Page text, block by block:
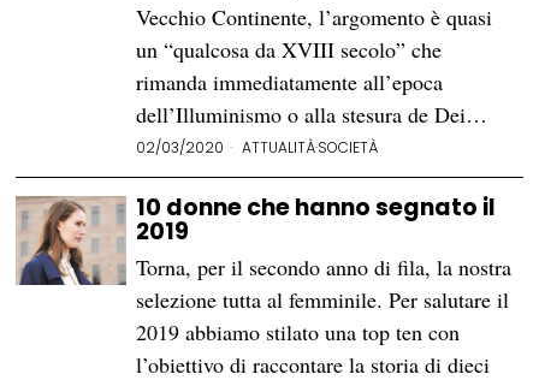
Vecchio Continente, l’argomento è quasi
un “qualcosa da XVIII secolo” che
rimanda immediatamente all’epoca
dell’Illuminismo o alla stesura de Dei…
02/03/2020 ATTUALITÀ·SOCIETÀ
10 donne che hanno segnato il
2019
Torna, per il secondo anno di fila, la nostra
selezione tutta al femminile. Per salutare il
2019 abbiamo stilato una top ten con
l’obiettivo di raccontare la storia di dieci